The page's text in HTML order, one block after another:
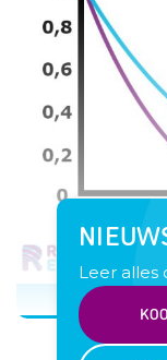
Leer alles